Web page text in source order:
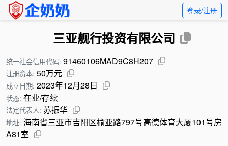
登录/注册
三亚舰行投资有限公司
统一社会信用代码: 91460106MAD9C8H207
注册资本: 50万元
成立日期: 2023年12月28日
状态: 在业/存续
法定代表人: 苏振华
地址: 海南省三亚市吉阳区榆亚路797号高德体育大厦101号房
A81室